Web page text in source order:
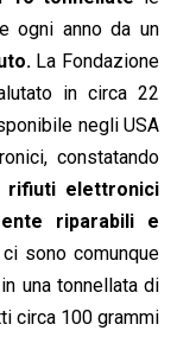
ogni anno da un
La Fondazione
in circa 22
negli USA
constatando
rifiuti elettronici
riparabili e
sono comunque
una tonnellata di
circa 100 grammi